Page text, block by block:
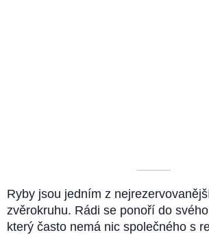
––––––––––
Ryby jsou jedním z
zvěrokruhu. Rádi se ponoří do
který často nemá nic společného s